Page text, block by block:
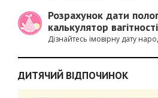
Розрахунок дати
калькулятор вагітності
Дізнайтесь імовірну дату
ДИТЯЧИЙ ВІДПОЧИНОК